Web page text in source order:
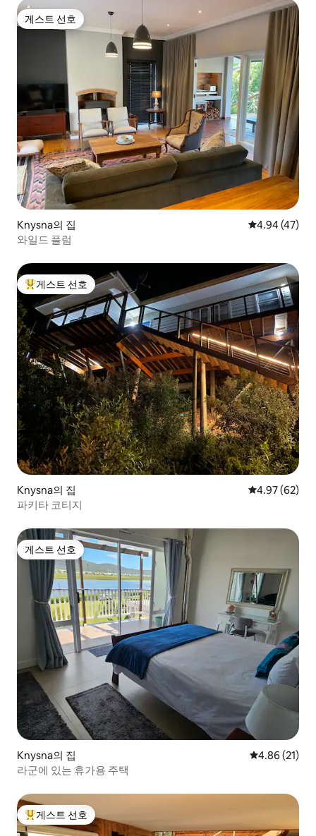
게스트 선호
게스트 선호
Knysna의 집 평점 4.94점(5
4.94 (47)
와일드 플럼
상위 게스트 선호
게스트 선호
Knysna의 집 평점 4.97점(5
4.97 (62)
파키타 코티지
게스트 선호
게스트 선호
Knysna의 집 평점 4.86점
4.86 (21)
라군에 있는 휴가용 주택
상위 게스트 선호
게스트 선호